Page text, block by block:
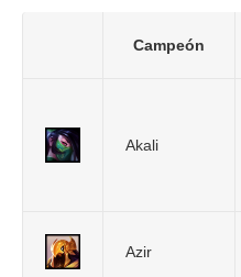
Campeón
Akali
Azir